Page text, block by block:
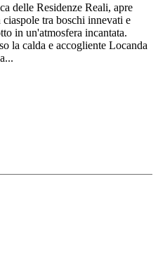
delle Residenze Reali, apre
tra boschi innevati e
in un'atmosfera incantata.
la calda e accogliente Locanda